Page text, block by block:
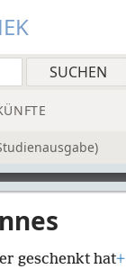
geschenkt hat+